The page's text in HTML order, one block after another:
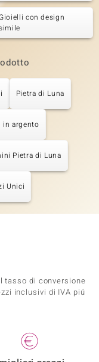
con design
Pietra di Luna
in argento
Pietra di Luna
Unici
tasso di conversione
inclusivi di IVA piú